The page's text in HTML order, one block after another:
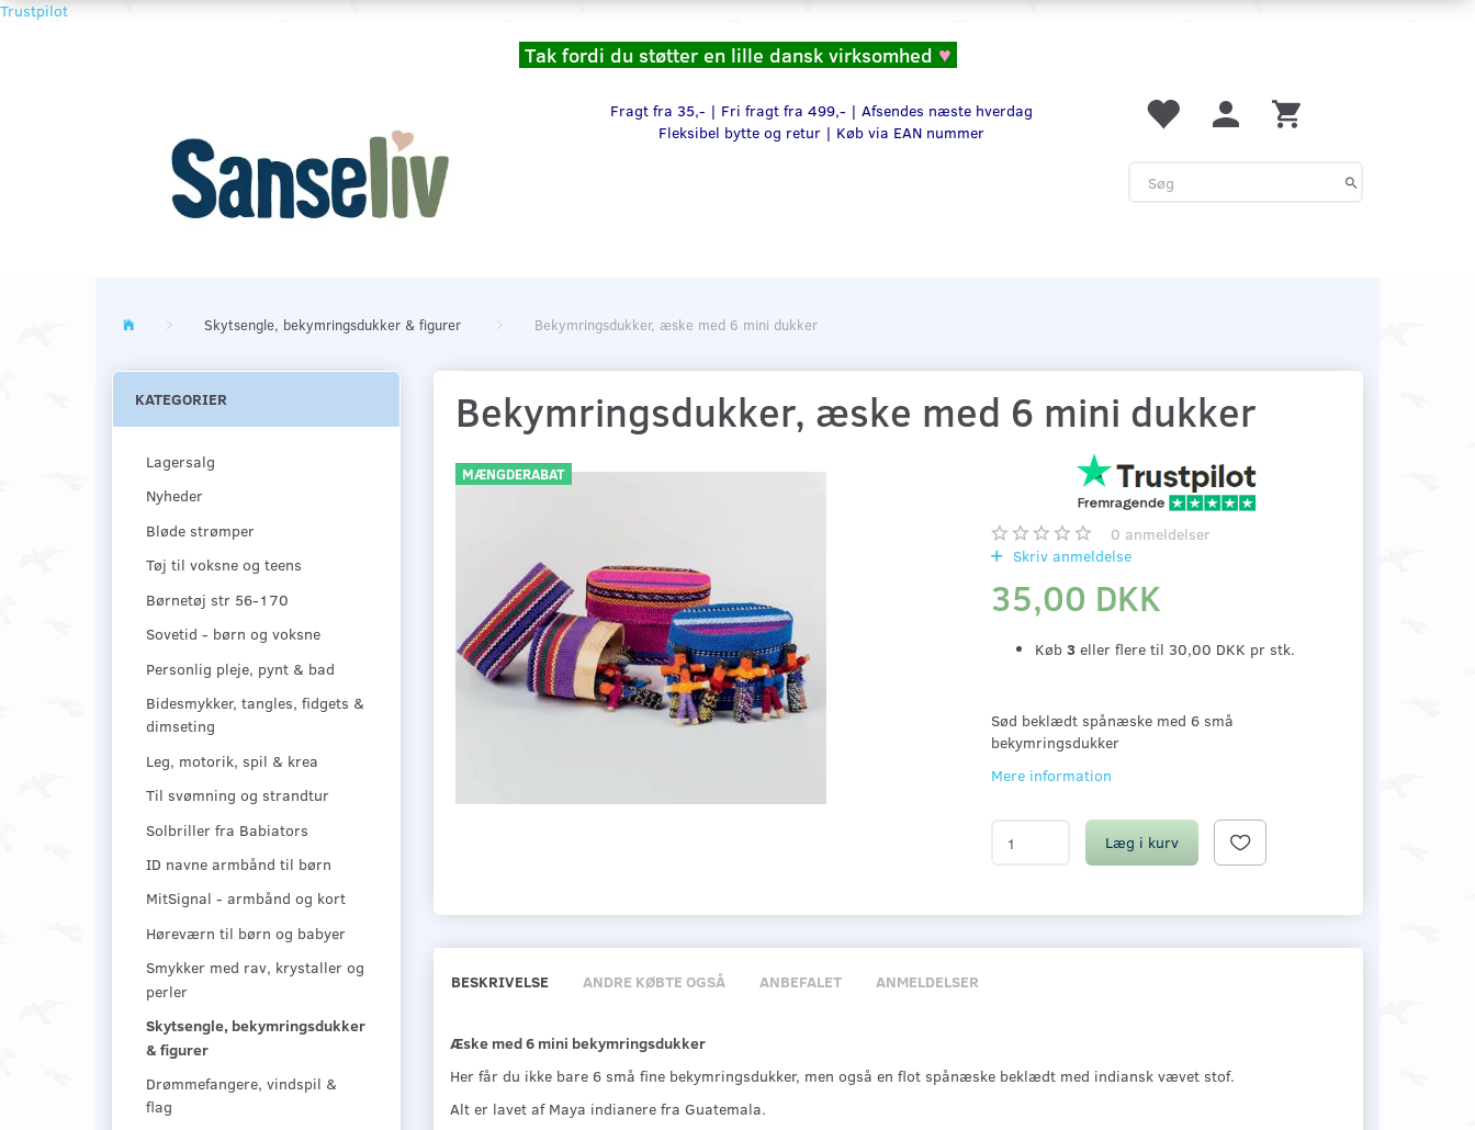
Trustpilot
Tak fordi du støtter en lille dansk virksomhed ♥
Fragt fra 35,- | Fri fragt fra 499,- | Afsendes næste hverdag
Fleksibel bytte og retur | Køb via EAN nummer
Skytsengle, bekymringsdukker & figurer Bekymringsdukker, æske med 6 mini dukker
KATEGORIER
Lagersalg
Nyheder
Bløde strømper
Tøj til voksne og teens
Børnetøj str 56-170
Sovetid - børn og voksne
Personlig pleje, pynt & bad
Bidesmykker, tangles, fidgets &
dimseting
Leg, motorik, spil & krea
Til svømning og strandtur
Solbriller fra Babiators
ID navne armbånd til børn
MitSignal - armbånd og kort
Høreværn til børn og babyer
Smykker med rav, krystaller og
perler
Skytsengle, bekymringsdukker
& figurer
Drømmefangere, vindspil &
flag
Bekymringsdukker, æske med 6 mini dukker
MÆNGDERABAT
0 anmeldelser
Skriv anmeldelse
35,00 DKK
Køb3 eller flere til 30,00 DKK pr stk.
Sød beklædt spånæske med 6 små
bekymringsdukker
Mere information
Læg i kurv
BESKRIVELSE ANDRE KØBTE OGSÅ ANBEFALET ANMELDELSER
Æske med 6 mini bekymringsdukker
Her får du ikke bare 6 små fine bekymringsdukker, men også en flot spånæske beklædt med indiansk vævet stof.
Alt er lavet af Maya indianere fra Guatemala.